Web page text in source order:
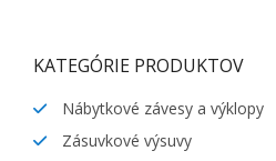
KATEGÓRIE PRODUKTOV
Nábytkové závesy a výklopy
Zásuvkové výsuvy